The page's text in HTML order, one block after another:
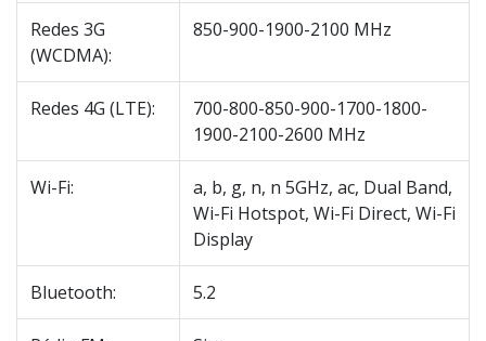
Redes 3G
(WCDMA):
850-900-1900-2100 MHz
Redes 4G (LTE):
700-800-850-900-1700-1800-
1900-2100-2600 MHz
Wi-Fi:
a, b, g, n, n 5GHz, ac, Dual Band,
Wi-Fi Hotspot, Wi-Fi Direct, Wi-Fi
Display
Bluetooth: 5.2